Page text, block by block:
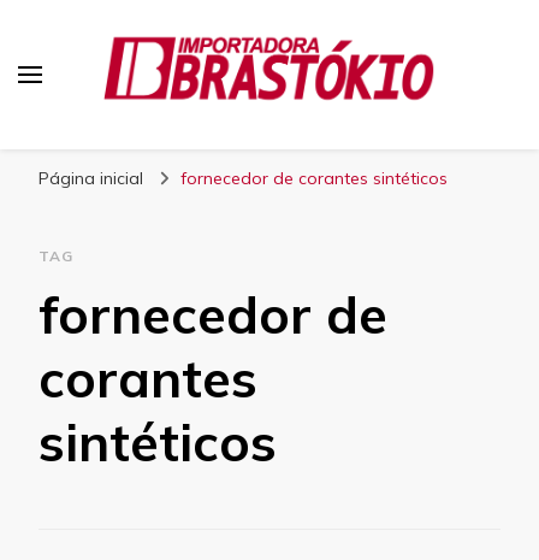
Página inicial fornecedor de corantes sintéticos
TAG
fornecedor de
corantes
sintéticos